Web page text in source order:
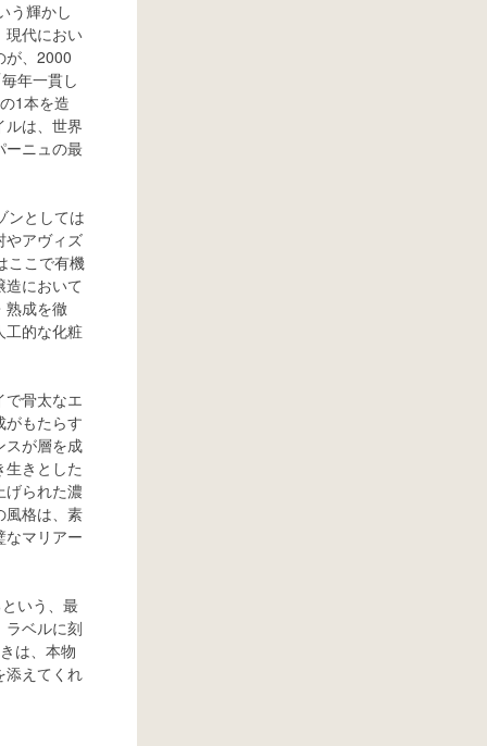
う輝かし
現代におい
が、2000
年一貫し
1本を造
ルは、世界
ーニュの最
ンとしては
やアヴィズ
ここで有機
において
熟成を徹
工的な化粧
で骨太なエ
がもたらす
スが層を成
きとした
げられた濃
風格は、素
なマリアー
いう、最
ラベルに刻
は、本物
添えてくれ